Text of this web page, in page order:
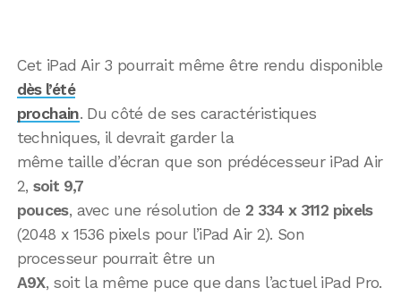
Cet iPad Air 3 pourrait même être rendu disponible
dès l’été
prochain. Du côté de ses caractéristiques
techniques, il devrait garder la
même taille d’écran que son prédécesseur iPad Air
2, soit 9,7
pouces, avec une résolution de 2 334 x 3112 pixels
(2048 x 1536 pixels pour l’iPad Air 2). Son
processeur pourrait être un
A9X, soit la même puce que dans l’actuel iPad Pro.